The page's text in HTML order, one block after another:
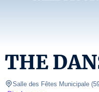
THE
Salle des Fêtes Municipale (